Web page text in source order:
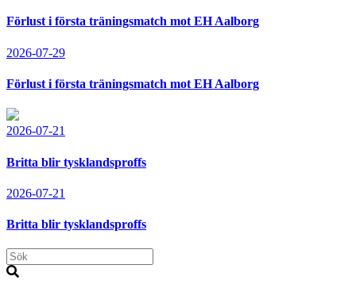
Förlust i första träningsmatch mot EH Aalborg
2026-07-29
Förlust i första träningsmatch mot EH Aalborg
2026-07-21
Britta blir tysklandsproffs
2026-07-21
Britta blir tysklandsproffs